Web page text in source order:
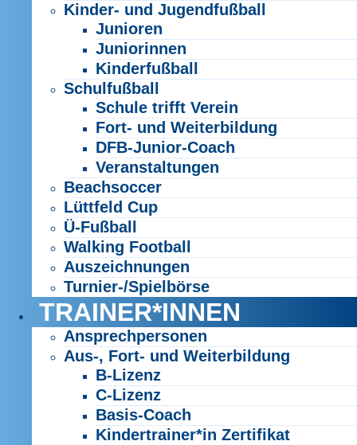
Kinder- und Jugendfußball
Junioren
Juniorinnen
Kinderfußball
Schulfußball
Schule trifft Verein
Fort- und Weiterbildung
DFB-Junior-Coach
Veranstaltungen
Beachsoccer
Lüttfeld Cup
Ü-Fußball
Walking Football
Auszeichnungen
Turnier-/Spielbörse
TRAINER*INNEN
Ansprechpersonen
Aus-, Fort- und Weiterbildung
B-Lizenz
C-Lizenz
Basis-Coach
Kindertrainer*in Zertifikat